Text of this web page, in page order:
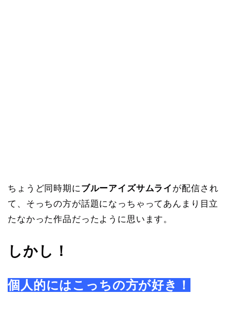
ちょうど同時期にブルーアイズサムライ が配信され
て、そっちの方が話題になっちゃってあんまり目立
たなかった作品だったように思います。
しかし！
個人的にはこっちの方が好き！